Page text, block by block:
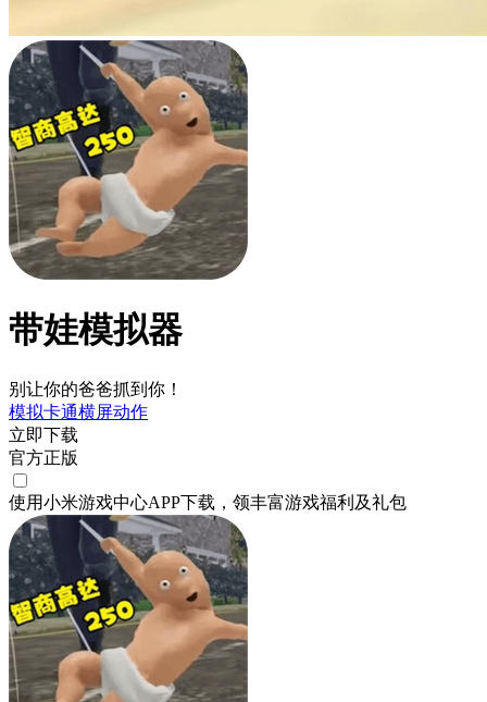
带娃模拟器
别让你的爸爸抓到你！
模拟卡通横屏动作
立即下载
官方正版
使用小米游戏中心APP下载 ，领丰富游戏福利 及礼包